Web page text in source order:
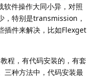
软件操作大同小异，对照
，特别是transmission，
插件来解决，比如Flexget
程，有代码安装的，有套
三种方法中，代码安装最